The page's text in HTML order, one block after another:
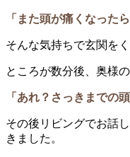
「また頭が痛くなった
そんな気持ちで玄関をく
ところが数分後、奥様
「あれ？さっきまでの
その後リビングでお話
きました。